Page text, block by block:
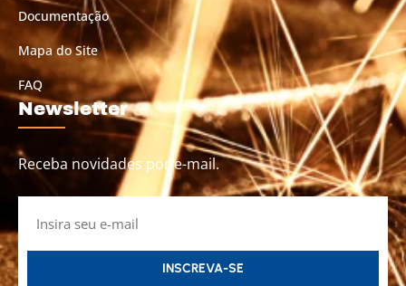
Documentação
Mapa do Site
FAQ
Newsletter
Receba novidades por e-mail.
INSCREVA-SE